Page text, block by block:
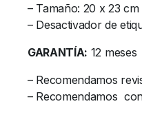
– Tamaño: 20 x 23 cm
– Desactivador de
GARANTÍA: 12 meses
– Recomendamos
– Recomendamos